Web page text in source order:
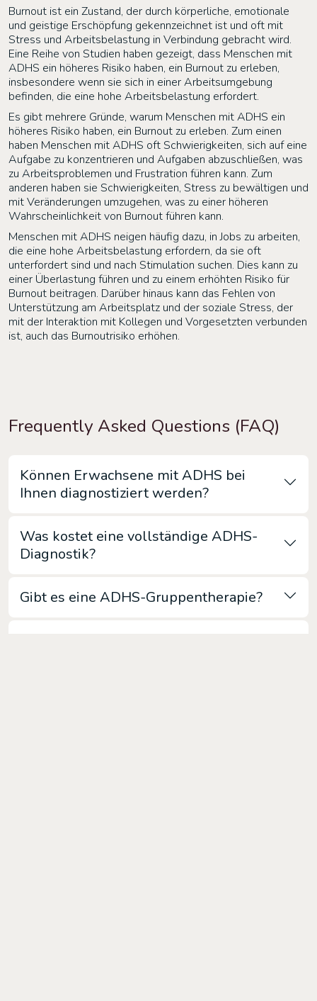
Burnout ist ein Zustand, der durch körperliche, emotionale
und geistige Erschöpfung gekennzeichnet ist und oft mit
Stress und Arbeitsbelastung in Verbindung gebracht wird.
Eine Reihe von Studien haben gezeigt, dass Menschen mit
ADHS ein höheres Risiko haben, ein Burnout zu erleben,
insbesondere wenn sie sich in einer Arbeitsumgebung
befinden, die eine hohe Arbeitsbelastung erfordert.
Es gibt mehrere Gründe, warum Menschen mit ADHS ein
höheres Risiko haben, ein Burnout zu erleben. Zum einen
haben Menschen mit ADHS oft Schwierigkeiten, sich auf eine
Aufgabe zu konzentrieren und Aufgaben abzuschließen, was
zu Arbeitsproblemen und Frustration führen kann. Zum
anderen haben sie Schwierigkeiten, Stress zu bewältigen und
mit Veränderungen umzugehen, was zu einer höheren
Wahrscheinlichkeit von Burnout führen kann.
Menschen mit ADHS neigen häufig dazu, in Jobs zu arbeiten,
die eine hohe Arbeitsbelastung erfordern, da sie oft
unterfordert sind und nach Stimulation suchen. Dies kann zu
einer Überlastung führen und zu einem erhöhten Risiko für
Burnout beitragen. Darüber hinaus kann das Fehlen von
Unterstützung am Arbeitsplatz und der soziale Stress, der
mit der Interaktion mit Kollegen und Vorgesetzten verbunden
ist, auch das Burnoutrisiko erhöhen.
Frequently Asked Questions (FAQ)
Können Erwachsene mit ADHS bei
Ihnen diagnostiziert werden?
Was kostet eine vollständige ADHS-
Diagnostik?
Gibt es eine ADHS-Gruppentherapie?